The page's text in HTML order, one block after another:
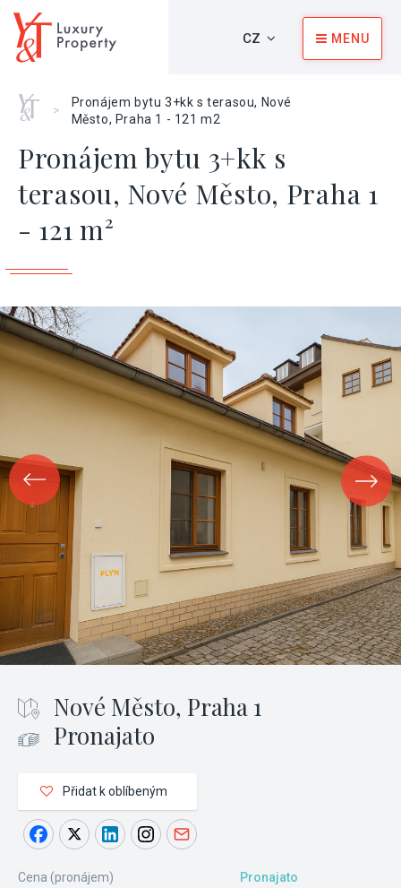
CZ MENU
Home
>
Pronájem bytu 3+kk s terasou, Nové
Město, Praha 1 - 121 m2
Pronájem bytu 3+kk s
terasou, Nové Město, Praha 1
- 121 m²
Nové Město, Praha 1
Pronajato
Přidat k oblíbeným
Cena (pronájem) Pronajato